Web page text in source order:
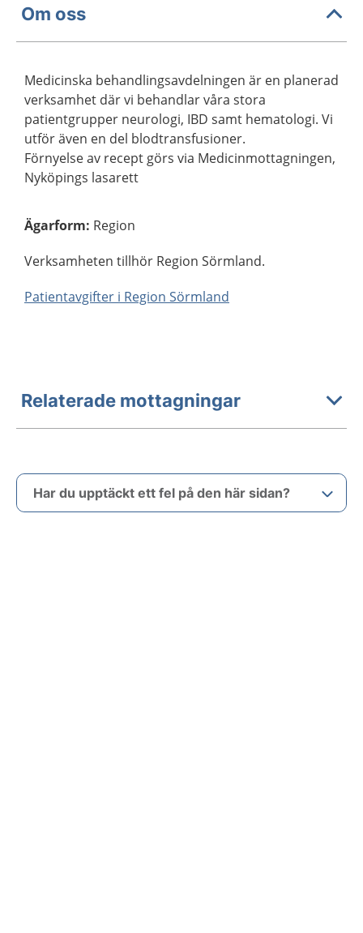
Om oss
Medicinska behandlingsavdelningen är en planerad
verksamhet där vi behandlar våra stora
patientgrupper neurologi, IBD samt hematologi. Vi
utför även en del blodtransfusioner.
Förnyelse av recept görs via Medicinmottagningen,
Nyköpings lasarett
Ägarform: Region
Verksamheten tillhör Region Sörmland.
Patientavgifter i Region Sörmland
Relaterade mottagningar
Har du upptäckt ett fel på den här sidan?